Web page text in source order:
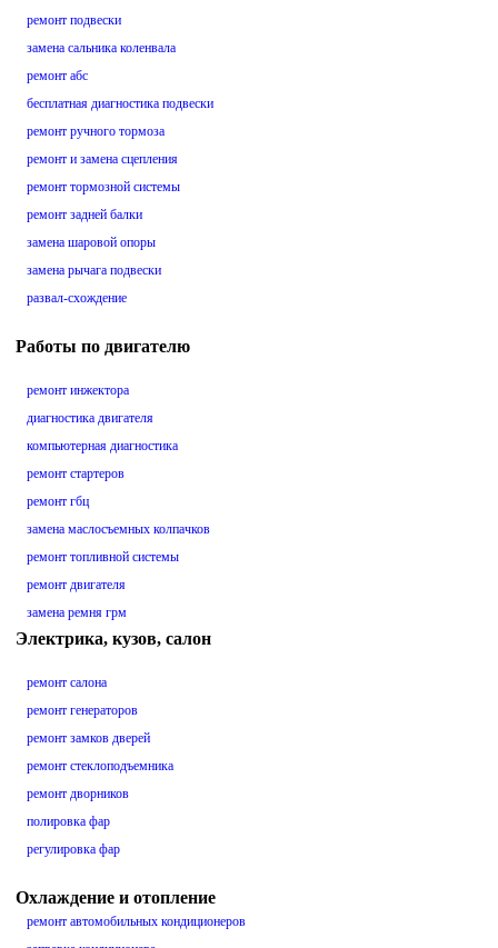
ремонт подвески
замена сальника коленвала
ремонт абс
бесплатная диагностика подвески
ремонт ручного тормоза
ремонт и замена сцепления
ремонт тормозной системы
ремонт задней балки
замена шаровой опоры
замена рычага подвески
развал-схождение
Работы по двигателю
ремонт инжектора
диагностика двигателя
компьютерная диагностика
ремонт стартеров
ремонт гбц
замена маслосъемных колпачков
ремонт топливной системы
ремонт двигателя
замена ремня грм
Электрика, кузов, салон
ремонт салона
ремонт генераторов
ремонт замков дверей
ремонт стеклоподъемника
ремонт дворников
полировка фар
регулировка фар
Охлаждение и отопление
ремонт автомобильных кондиционеров